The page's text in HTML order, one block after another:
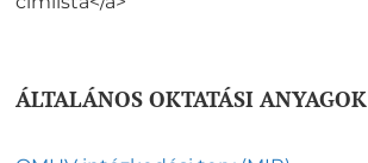
ÁLTALÁNOS OKTATÁSI ANYAGOK